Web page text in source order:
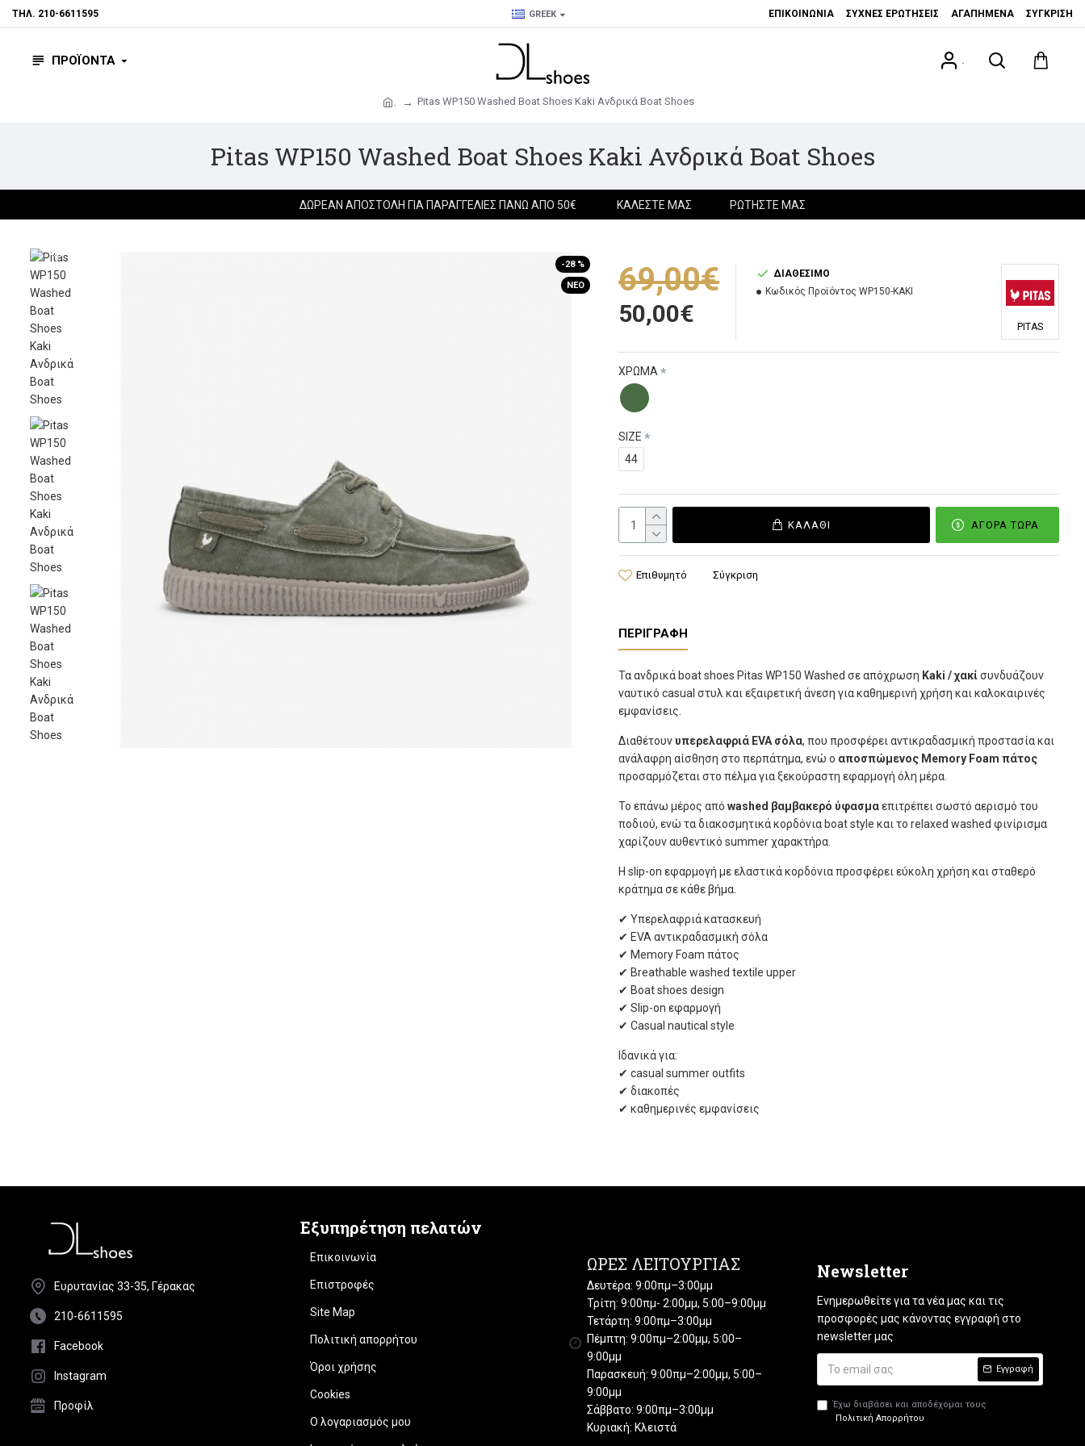
ΤΗΛ. 210-6611595 GREEK ΕΠΙΚΟΙΝΩΝΊΑ ΣΥΧΝΈΣ ΕΡΩΤΉΣΕΙΣ ΑΓΑΠΗΜΈΝΑ ΣΎΓΚΡΙΣΗ
ΠΡΟΪΟΝΤΑ .
. Pitas WP150 Washed Boat Shoes Kaki Ανδρικά Boat Shoes
Pitas WP150 Washed Boat Shoes Kaki Ανδρικά Boat Shoes
ΔΩΡΕΆΝ ΑΠΟΣΤΟΛΉ ΓΙΑ ΠΑΡΑΓΓΕΛΊΕΣ ΠΆΝΩ ΑΠΌ 50€ ΚΑΛΈΣΤΕ ΜΑΣ ΡΩΤΉΣΤΕ ΜΑΣ
ΝΈΟ
-28 %
50,00€
69,00€
ΔΙΑΘΈΣΙΜΟ
Κωδικός Προϊόντος WP150-KAKI
PITAS
ΧΡΩΜΑ
SIZE
44
ΚΑΛΆΘΙ ΑΓΟΡΆ ΤΏΡΑ
Επιθυμητό Σύγκριση
ΠΕΡΙΓΡΑΦΉ
Τα ανδρικά boat shoes Pitas WP150 Washed σε απόχρωση Kaki / χακίσυνδυάζουν
ναυτικό casual στυλ και εξαιρετική άνεση για καθημερινή χρήση και καλοκαιρινές
εμφανίσεις.
Διαθέτουν υπερελαφριά EVA σόλα, που προσφέρει αντικραδασμική προστασία και
ανάλαφρη αίσθηση στο περπάτημα, ενώ ο αποσπώμενος Memory Foam πάτος
προσαρμόζεται στο πέλμα για ξεκούραστη εφαρμογή όλη μέρα.
Το επάνω μέρος από washed βαμβακερό ύφασμαεπιτρέπει σωστό αερισμό του
ποδιού, ενώ τα διακοσμητικά κορδόνια boat style και το relaxed washed φινίρισμα
χαρίζουν αυθεντικό summer χαρακτήρα.
Η slip-on εφαρμογή με ελαστικά κορδόνια προσφέρει εύκολη χρήση και σταθερό
κράτημα σε κάθε βήμα.
✔ Υπερελαφριά κατασκευή
✔ EVA αντικραδασμική σόλα
✔ Memory Foam πάτος
✔ Breathable washed textile upper
✔ Boat shoes design
✔ Slip-on εφαρμογή
✔ Casual nautical style
Ιδανικά για:
✔ casual summer outfits
✔ διακοπές
✔ καθημερινές εμφανίσεις
Ευρυτανίας 33-35, Γέρακας
210-6611595
Facebook
Instagram
Προφίλ
Εξυπηρέτηση πελατών
Επικοινωνία
Επιστροφές
Site Map
Πολιτική απορρήτου
Όροι χρήσης
Cookies
Ο λογαριασμός μου
ΏΡΕΣ ΛΕΙΤΟΥΡΓΊΑΣ
Δευτέρα: 9:00πμ–3:00μμ
Τρίτη: 9:00πμ- 2:00μμ, 5:00–9:00μμ
Τετάρτη: 9:00πμ–3:00μμ
Πέμπτη: 9:00πμ–2:00μμ, 5:00–
9:00μμ
Παρασκευή: 9:00πμ–2:00μμ, 5:00–
9:00μμ
Σάββατο: 9:00πμ–3:00μμ
Κυριακή: Κλειστά
Newsletter
Ενημερωθείτε για τα νέα μας και τις
προσφορές μας κάνοντας εγγραφή στο
newsletter μας
Εγγραφή
Έχω διαβάσει και αποδέχομαι τους
Πολιτική Απορρήτου